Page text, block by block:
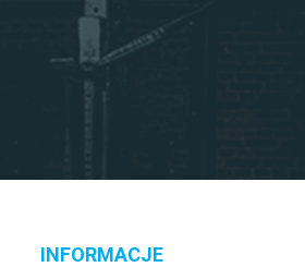
INFORMACJE